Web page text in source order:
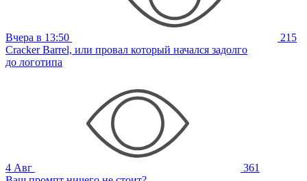
Вчера в 13:50
215
Cracker Barrel, или провал который начался задолго
до логотипа
4 Авг
361